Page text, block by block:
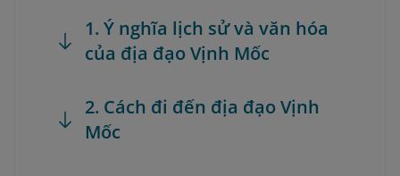
1. Ý nghĩa lịch sử và văn hóa
của địa đạo Vịnh Mốc
2. Cách đi đến địa đạo Vịnh
Mốc